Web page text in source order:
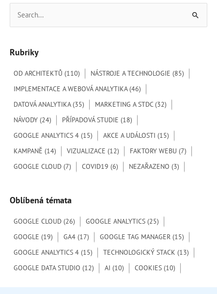
lRubriky
OD ARCHITEKTŮ (110) NÁSTROJE A TECHNOLOGIE (85)
IMPLEMENTACE A WEBOVÁ ANALYTIKA(46)
DATOVÁ ANALYTIKA(35) MARKETING A STDC(32)
NÁVODY (24) PŘÍPADOVÁ STUDIE (18)
GOOGLE ANALYTICS 4 (15) AKCE A UDÁLOSTI (15)
KAMPANĚ (14) VIZUALIZACE (12) FAKTORY WEBU (7)
GOOGLE CLOUD (7) COVID19 (6) NEZAŘAZENO (3)
Oblíbená témata
GOOGLE CLOUD (26) GOOGLE ANALYTICS (25)
GOOGLE (19) GA4 (17) GOOGLE TAG MANAGER (15)
GOOGLE ANALYTICS 4 (15) TECHNOLOGICKÝ STACK (13)
GOOGLE DATA STUDIO (12) AI (10) COOKIES (10)